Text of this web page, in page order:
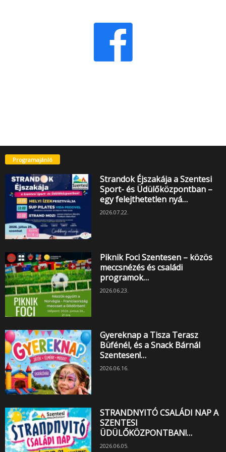
Programajánló
Strandok Éjszakája a Szentesi
Sport- és Üdülőközpontban –
egy felejthetetlen nyá…
2026.07.22.
Piknik Foci Szentesen – közös
meccsnézés és családi
programok…
2026.06.23.
Gyereknap a Tisza Terasz
Büfénél, és a Snack Bárnál
Szentesen!…
2026.06.16.
STRANDNYITÓ CSALÁDI NAP A
SZENTESI
ÜDÜLŐKÖZPONTBAN!…
2026.06.05.